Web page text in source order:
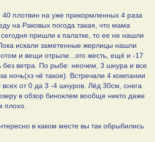
плотвин на уже прикормленных 4 раза
на Раковых погода такая, что мама
пришли к палатке, то ее не нашли
искали заметенные жерлицы нашли
и вещи отрыли...это жесть, ещё и -17
без ветра. По рыбе: неочем, 3 шнура и все
ночь(хз чё такое). Встречали 4 компании
всех от 0 да 3 -4 шнуров. Лёд 30см, снега
в обзор биноклем вообще никто даже
плохо.
в каком месте вы так обрыбились